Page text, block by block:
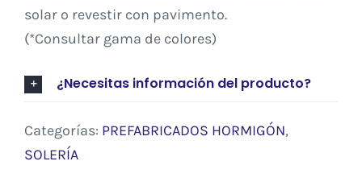
solar o revestir con pavimento.
(*Consultar gama de colores)
¿Necesitas información del producto?
Categorías: PREFABRICADOS HORMIGÓN,
SOLERÍA